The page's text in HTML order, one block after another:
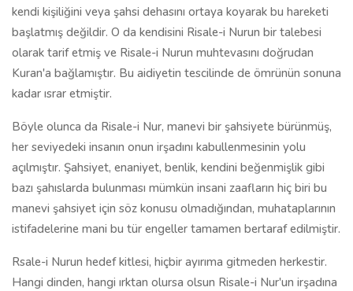
kendi kişiliğini veya şahsi dehasını ortaya koyarak bu hareketi
başlatmış değildir. O da kendisini Risale-i Nurun bir talebesi
olarak tarif etmiş ve Risale-i Nurun muhtevasını doğrudan
Kuran'a bağlamıştır. Bu aidiyetin tescilinde de ömrünün sonuna
kadar ısrar etmiştir.
Böyle olunca da Risale-i Nur, manevi bir şahsiyete bürünmüş,
her seviyedeki insanın onun irşadını kabullenmesinin yolu
açılmıştır. Şahsiyet, enaniyet, benlik, kendini beğenmişlik gibi
bazı şahıslarda bulunması mümkün insani zaafların hiç biri bu
manevi şahsiyet için söz konusu olmadığından, muhataplarının
istifadelerine mani bu tür engeller tamamen bertaraf edilmiştir.
Rsale-i Nurun hedef kitlesi, hiçbir ayırıma gitmeden herkestir.
Hangi dinden, hangi ırktan olursa olsun Risale-i Nur'un irşadına